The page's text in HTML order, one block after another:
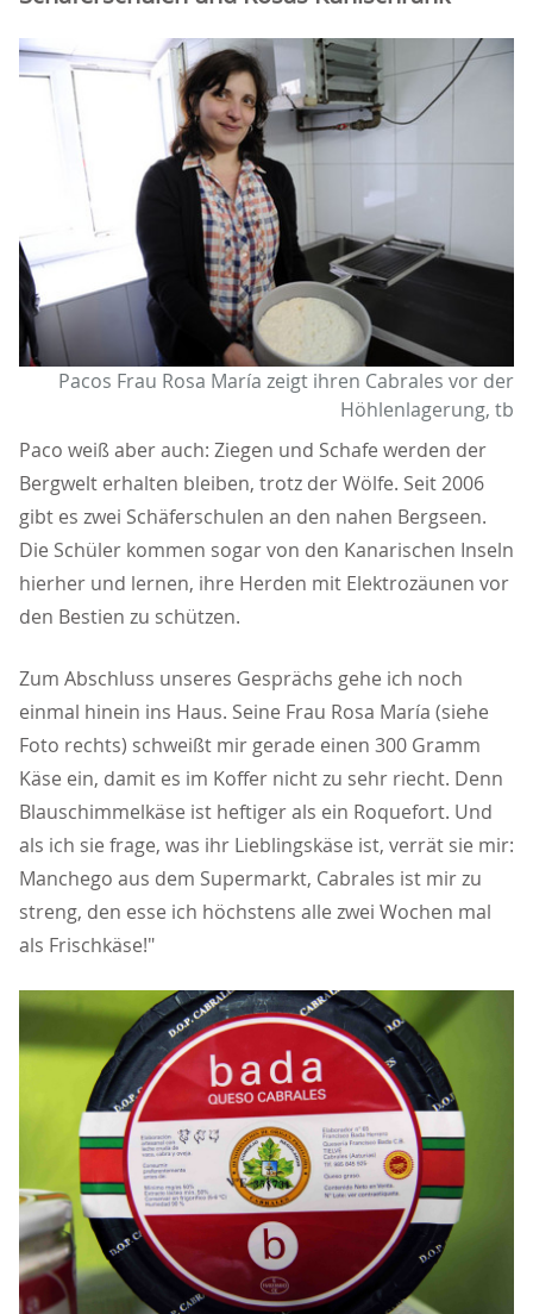
Pacos Frau Rosa María zeigt ihren Cabrales vor der
Höhlenlagerung, tb
Paco weiß aber auch: Ziegen und Schafe werden der
Bergwelt erhalten bleiben, trotz der Wölfe. Seit 2006
gibt es zwei Schäferschulen an den nahen Bergseen.
Die Schüler kommen sogar von den Kanarischen Inseln
hierher und lernen, ihre Herden mit Elektrozäunen vor
den Bestien zu schützen.
Zum Abschluss unseres Gesprächs gehe ich noch
einmal hinein ins Haus. Seine Frau Rosa María (siehe
Foto rechts) schweißt mir gerade einen 300 Gramm
Käse ein, damit es im Koffer nicht zu sehr riecht. Denn
Blauschimmelkäse ist heftiger als ein Roquefort. Und
als ich sie frage, was ihr Lieblingskäse ist, verrät sie mir:
Manchego aus dem Supermarkt, Cabrales ist mir zu
streng, den esse ich höchstens alle zwei Wochen mal
als Frischkäse!"